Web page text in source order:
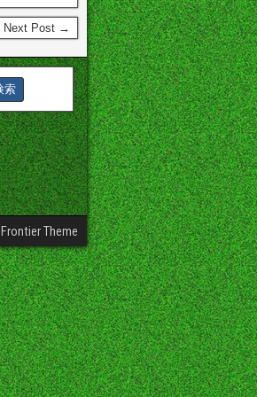
Next Post →
Frontier Theme